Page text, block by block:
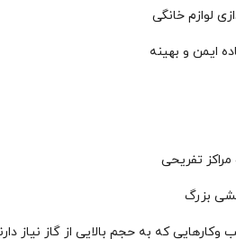
لوازم خانگی
ایمن و بهینه
تفریحی
بزرگ
که به حجم بالایی از گاز نیاز